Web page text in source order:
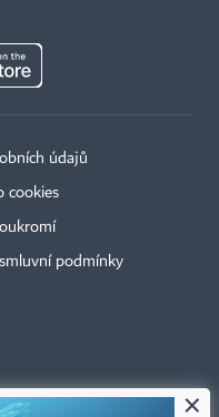
údajů
cookies
podmínky
×